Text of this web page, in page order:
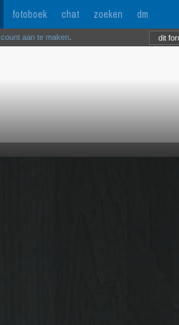
fotoboek chat zoeken dm
aan te maken